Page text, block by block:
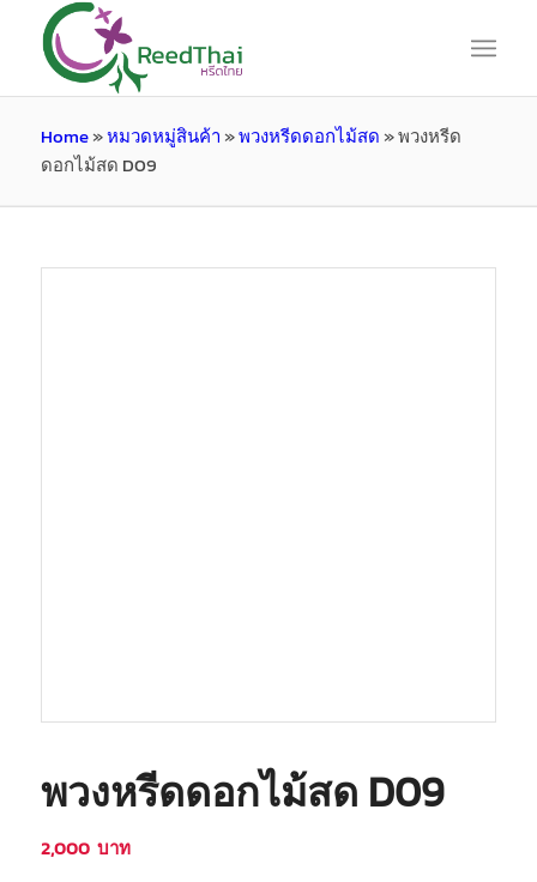
Home»หมวดหมู่สินค้า»พวงหรีดดอกไม้สด»พวงหรีด
ดอกไม้สด D09
พวงหรีดดอกไม้สด D09
2,000 บาท